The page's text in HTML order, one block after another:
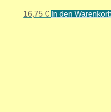
16,75 € In den